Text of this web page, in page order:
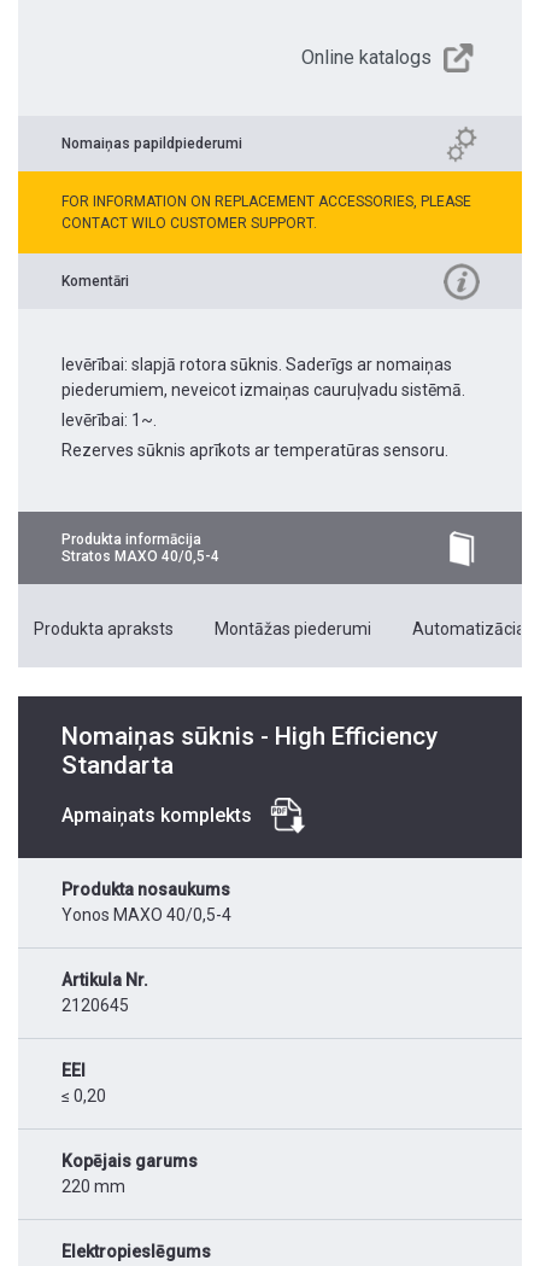
Online katalogs
Nomaiņas papildpiederumi
FOR INFORMATION ON REPLACEMENT ACCESSORIES, PLEASE
CONTACT WILO CUSTOMER SUPPORT.
Komentāri
Ievērībai: slapjā rotora sūknis. Saderīgs ar nomaiņas
piederumiem, neveicot izmaiņas cauruļvadu sistēmā.
Ievērībai: 1~.
Rezerves sūknis aprīkots ar temperatūras sensoru.
Produkta informācija
Stratos MAXO 40/0,5-4
Produkta apraksts Montāžas piederumi Automatizācias
Nomaiņas sūknis - High Efficiency
Standarta
Apmaiņats komplekts
Produkta nosaukums
Yonos MAXO 40/0,5-4
Artikula Nr.
2120645
EEI
≤ 0,20
Kopējais garums
220 mm
Elektropieslēgums